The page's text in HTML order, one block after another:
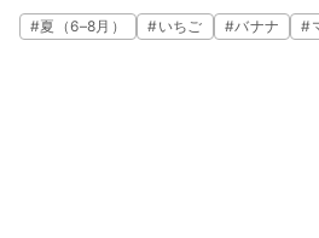
かな一品です。
#夏（6–8月） #いちご #バナナ #